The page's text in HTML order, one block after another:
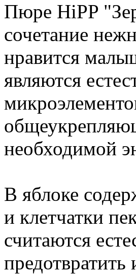
Пюре HiPP
сочетание
нравится
являются
необходимой
В яблоке
и клетчатки
считаются